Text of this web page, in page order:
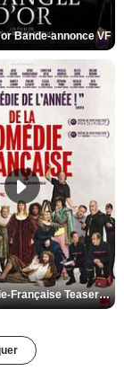
Bande-annonce VF
De la Comédie-Française Teaser VF